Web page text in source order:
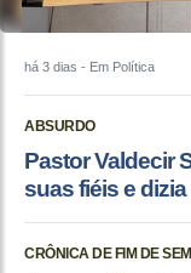
há 3 dias - Em Política
ABSURDO
Pastor Valdecir
suas fiéis e
CRÔNICA DE FIM DE